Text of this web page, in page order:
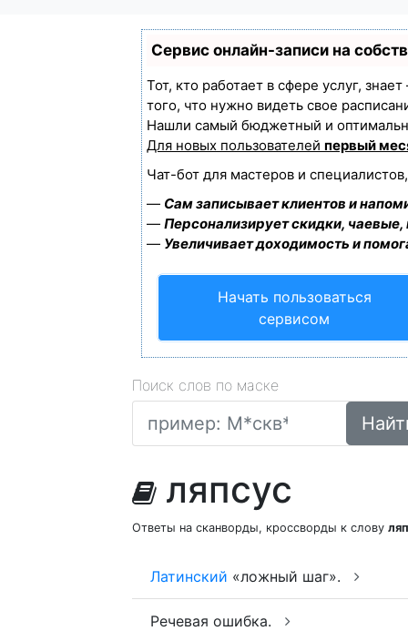
Сервис онлайн-записи на
Тот, кто работает в сфере услуг,
того, что нужно видеть свое
Нашли самый бюджетный и
Для новых пользователей первый
Чат-бот для мастеров и
— Сам записывает клиентов и
— Персонализирует скидки,
— Увеличивает доходимость и
Начать пользоваться
сервисом
Поиск слов по маске
ляпсус
Ответы на сканворды, кроссворды к слову
Латинский «ложный шаг».
Речевая ошибка.